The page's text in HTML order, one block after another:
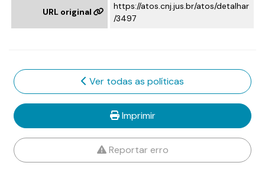
URL original
https://atos.cnj.jus.br/atos/detalhar
/3497
Ver todas as políticas
Imprimir
Reportar erro